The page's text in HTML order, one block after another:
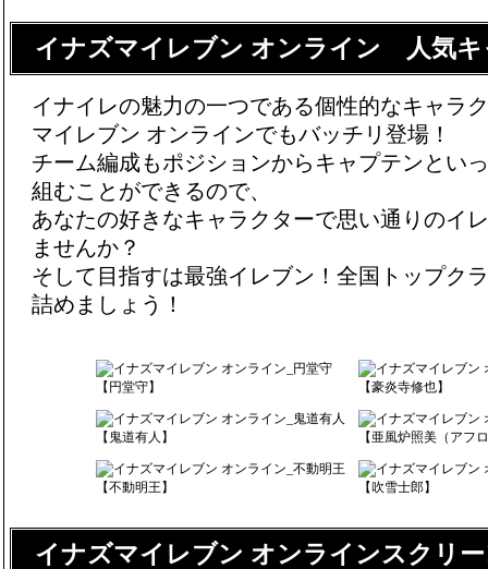
イナズマイレブン オンライン 人気キ
イナイレの魅力の一つである個性的なキャラ
マイレブン オンラインでもバッチリ登場！
チーム編成もポジションからキャプテンとい
組むことができるので、
あなたの好きなキャラクターで思い通りのイ
ませんか？
そして目指すは最強イレブン！全国トップク
詰めましょう！
【円堂守】 【豪炎寺修也】
【鬼道有人】 【亜風炉照美（アフ
【不動明王】 【吹雪士郎】
イナズマイレブン オンラインスクリ